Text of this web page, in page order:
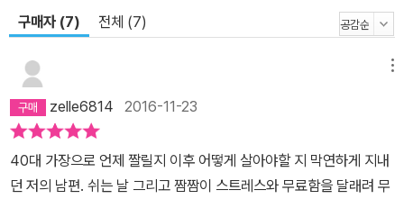
구매자 (7) 전체 (7)
zelle6814 2016-11-23
40대 가장으로 언제 짤릴지 이후 어떻게 살아야할 지 막연하게 지내
던 저의 남편. 쉬는 날 그리고 짬짬이 스트레스와 무료함을 달래려 무